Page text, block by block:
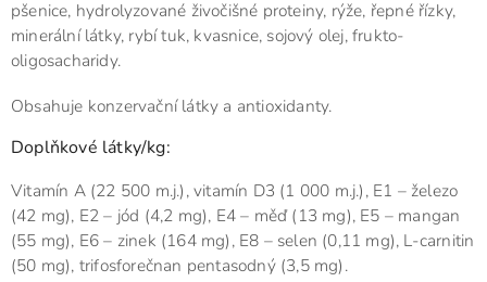
pšenice, hydrolyzované živočišné proteiny, rýže, řepné řízky,
minerální látky, rybí tuk, kvasnice, sojový olej, frukto-
oligosacharidy.
Obsahuje konzervační látky a antioxidanty.
Doplňkové látky/kg:
Vitamín A (22 500 m.j.), vitamín D3 (1 000 m.j.), E1 – železo
(42 mg), E2 – jód (4,2 mg), E4 – měď (13 mg), E5 – mangan
(55 mg), E6 – zinek (164 mg), E8 – selen (0,11 mg), L-carnitin
(50 mg), trifosforečnan pentasodný (3,5 mg).